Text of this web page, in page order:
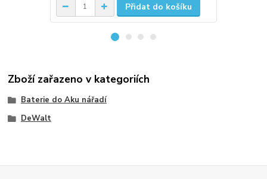
Přidat do košíku
Zboží zařazeno v kategoriích
Baterie do Aku nářadí
DeWalt